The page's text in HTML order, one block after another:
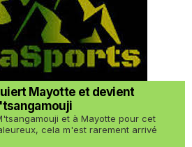
Mayotte et devient
et à Mayotte pour cet
cela m'est rarement arrivé